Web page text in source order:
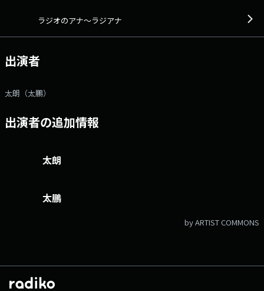
のおススメアーティストを紹介します！ ▼1時40分 2人組バン
ド・板歯目がパーソナリティーを務める、 ＜板歯目のラジオ ～”いたは
め”ではございません～＞！ ▼2時40分 ラジアナ木曜公認の食事時
ウノ山本 ミッドナイトでろんず＞！ ▼3時10分頃 ＜HIGH HOPES
がな！＞ 太朗が思わず知らんがな！と突っ込んでしまうような メッ
します。 ▼4時＜アリガトウレイジ＞ 普段、素直に言えない誰か
や何かへの感謝の気持ちを アウトレイジ風(馬鹿野郎、この野郎などヤ
とテンションが成り下がってしまった エピソードを送ってきてくださ
ッセージ ゲストへのメッセージ 知らんがな！ アリガトウレイ
ジ お前も太朗人形にしてやろうか！ 【HIGH HOPES(木)】EMNWへ
ラジオのアナ～ラジアナ
出演者
太朗（太鵬）
出演者の追加情報
太朗
太鵬
by ARTIST COMMONS